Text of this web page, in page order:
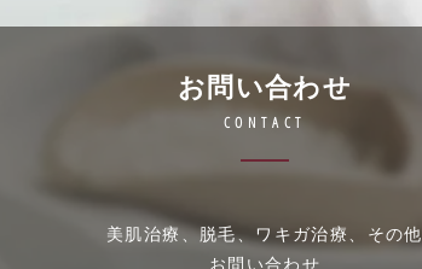
お問い合わせ
CONTACT
美肌治療、脱毛、ワキガ治療、その他
お問い合わせ